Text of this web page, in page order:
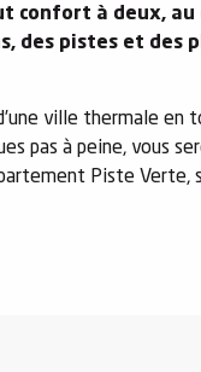
confort à deux, au
des pistes et
ville thermale en
pas à peine, vous
Piste Verte,